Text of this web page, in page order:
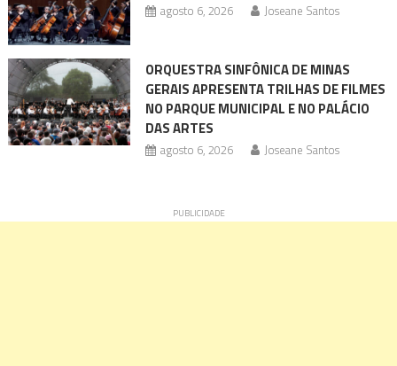
agosto 6, 2026 Joseane Santos
ORQUESTRA SINFÔNICA DE MINAS
GERAIS APRESENTA TRILHAS DE FILMES
NO PARQUE MUNICIPAL E NO PALÁCIO
DAS ARTES
agosto 6, 2026 Joseane Santos